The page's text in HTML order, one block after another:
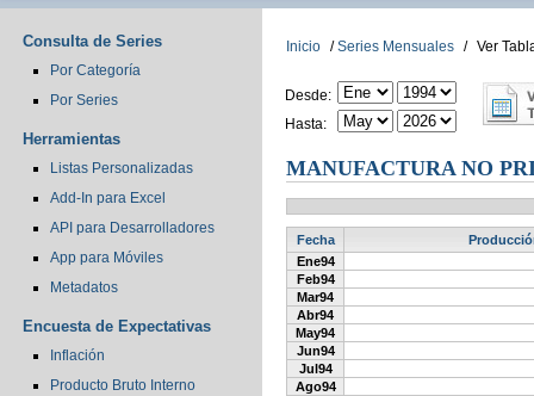
Consulta de Series
Por Categoría
Por Series
Herramientas
Listas Personalizadas
Add-In para Excel
API para Desarrolladores
App para Móviles
Metadatos
Encuesta de Expectativas
Inflación
Producto Bruto Interno
Inicio / Series Mensuales / Ver
Desde:
Hasta:
MANUFACTURA NO
Fecha
Ene94
Feb94
Mar94
Abr94
May94
Jun94
Jul94
Ago94